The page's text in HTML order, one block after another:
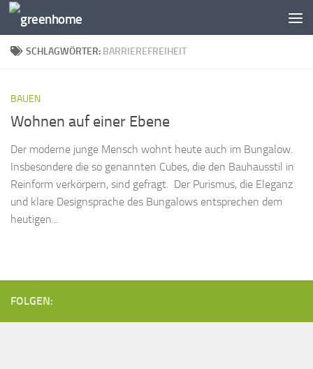
Zum Inhalt springen
SCHLAGWÖRTER: BARRIEREFREIHEIT
BAUEN
Wohnen auf einer Ebene
Der moderne junge Mensch wohnt heute auch im Bungalow.
Insbesondere die so genannten Cubes, die den Bauhausstil in
Reinform verkörpern, sind gefragt. Der Purismus, die Eleganz
und klare Designsprache des Bungalows entsprechen dem
heutigen...
FOLGEN: